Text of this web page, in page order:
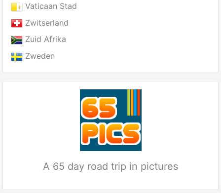
Vaticaan Stad
Zwitserland
Zuid Afrika
Zweden
A 65 day road trip in pictures